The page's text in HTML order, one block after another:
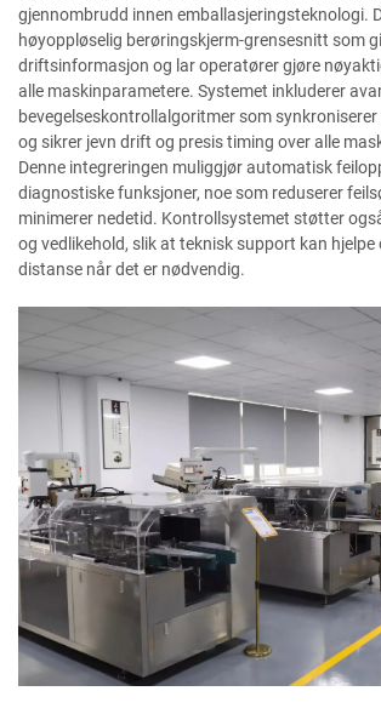
gjennombrudd innen emballasjeringsteknologi.
høyoppløselig berøringskjerm-grensesnitt som
driftsinformasjon og lar operatører gjøre
alle maskinparametere. Systemet inkluderer
bevegelseskontrollalgoritmer som
og sikrer jevn drift og presis timing over alle
Denne integreringen muliggjør automatisk
diagnostiske funksjoner, noe som reduserer
minimerer nedetid. Kontrollsystemet støtter
og vedlikehold, slik at teknisk support kan hjelpe
distanse når det er nødvendig.